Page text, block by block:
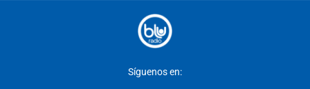
Síguenos en: